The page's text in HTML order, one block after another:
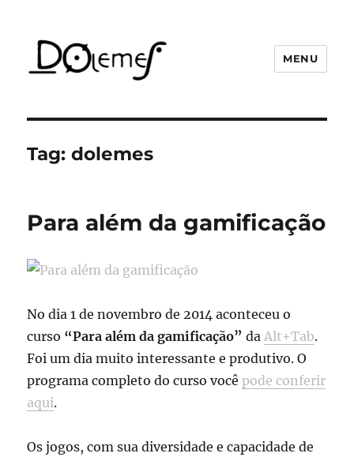
MENU
Tag:dolemes
Para além da gamificação
No dia 1 de novembro de 2014 aconteceu o
curso “Para além da gamificação” da Alt+Tab.
Foi um dia muito interessante e produtivo. O
programa completo do curso vocêpode conferir
aqui.
Os jogos, com sua diversidade e capacidade de